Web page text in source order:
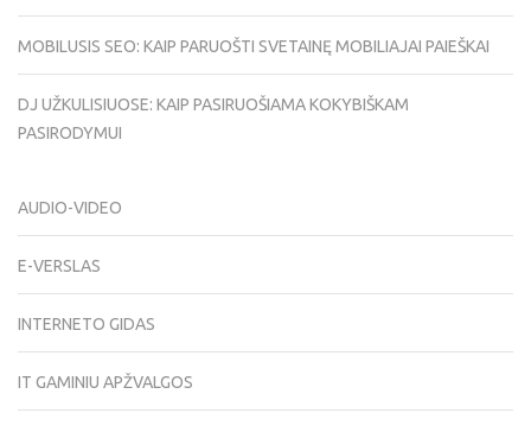
MOBILUSIS SEO: KAIP PARUOŠTI SVETAINĘ MOBILIAJAI PAIEŠKAI
DJ UŽKULISIUOSE: KAIP PASIRUOŠIAMA KOKYBIŠKAM
PASIRODYMUI
AUDIO-VIDEO
E-VERSLAS
INTERNETO GIDAS
IT GAMINIU APŽVALGOS